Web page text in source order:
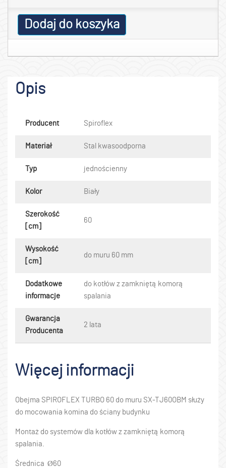
Dodaj do koszyka
Opis
Producent Spiroflex
Materiał Stal kwasoodporna
Typ jednościenny
Kolor Biały
Szerokość
[cm]
60
Wysokość
[cm]
do muru 60 mm
Dodatkowe
informacje
do kotłów z zamkniętą komorą
spalania
Gwarancja
Producenta
2 lata
Więcej informacji
Obejma SPIROFLEX TURBO 60 do muru SX-TJ60OBM służy
do mocowania komina do ściany budynku
Montaż do systemów dla kotłów z zamkniętą komorą
spalania.
Średnica Ø60